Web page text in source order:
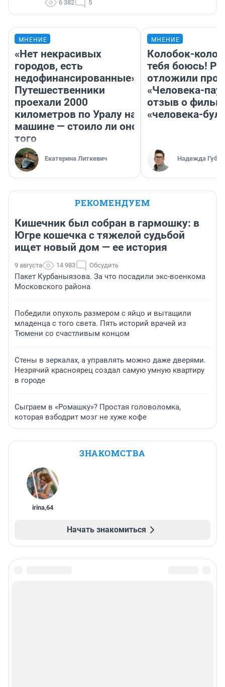
6 382 5
МНЕНИЕ
«Нет некрасивых
городов, есть
недофинансированные».
Путешественники
проехали 2000
километров по Уралу на
машине — стоило ли оно
того
Екатерина Литкевич
МНЕНИЕ
Колобок-
тебя боюсь!
отложили
«Человека-
отзыв о
«человека-
Надежда
РЕКОМЕНДУЕМ
Кишечник был собран в гармошку: в
Югре кошечка с тяжелой судьбой
ищет новый дом — ее история
9 августа 14 983 Обсудить
Пакет Курбаныязова. За что посадили экс-военкома
Московского района
Победили опухоль размером с яйцо и вытащили
младенца с того света. Пять историй врачей из
Тюмени со счастливым концом
Стены в зеркалах, а управлять можно даже дверями.
Незрячий красноярец создал самую умную квартиру
в городе
Сыграем в «Ромашку»? Простая головоломка,
которая взбодрит мозг не хуже кофе
ЗНАКОМСТВА
irina,64
Начать знакомиться